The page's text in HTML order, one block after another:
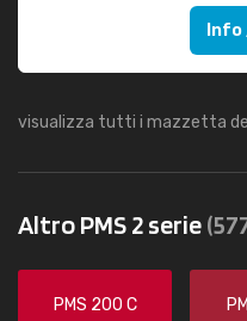
visualizza tutti i mazzetta
Altro PMS 2 serie
PMS 200 C